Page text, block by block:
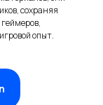
сохраняя
опыт.